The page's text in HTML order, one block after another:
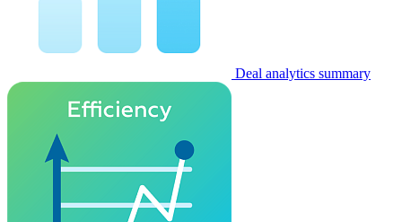
Deal analytics summary